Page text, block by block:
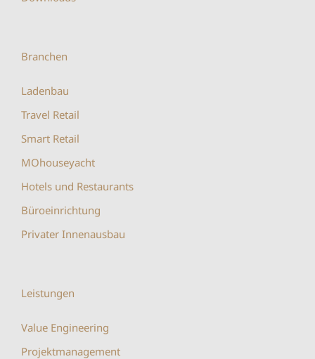
Branchen
Ladenbau
Travel Retail
Smart Retail
MOhouseyacht
Hotels und Restaurants
Büroeinrichtung
Privater Innenausbau
Leistungen
Value Engineering
Projektmanagement